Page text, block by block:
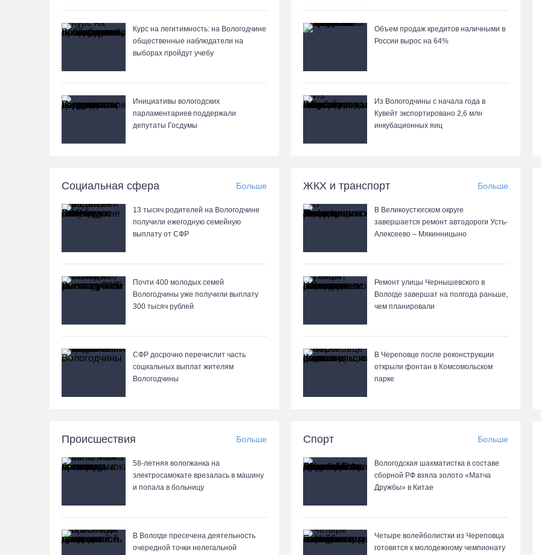
Курс на легитимность: на Вологодчине
общественные наблюдатели на
выборах пройдут учебу
Инициативы вологодских
парламентариев поддержали
депутаты Госдумы
Объем продаж кредитов наличными в
России вырос на 64%
Из Вологодчины с начала года в
Кувейт экспортировано 2,6 млн
инкубационных яиц
Социальная сфера Больше
13 тысяч родителей на Вологодчине
получили ежегодную семейную
выплату от СФР
Почти 400 молодых семей
Вологодчины уже получили выплату
300 тысяч рублей
СФР досрочно перечислит часть
социальных выплат жителям
Вологодчины
ЖКХ и транспорт Больше
В Великоустюгском округе
завершается ремонт автодороги Усть-
Алексеево – Мякинницыно
Ремонт улицы Чернышевского в
Вологде завершат на полгода раньше,
чем планировали
В Череповце после реконструкции
открыли фонтан в Комсомольском
парке
Происшествия Больше
58-летняя вологжанка на
электросамокате врезалась в машину
и попала в больницу
В Вологде пресечена деятельность
очередной точки нелегальной
Спорт Больше
Вологодская шахматистка в составе
сборной РФ взяла золото «Матча
Дружбы» в Китае
Четыре волейболистки из Череповца
готовятся к молодежному чемпионату